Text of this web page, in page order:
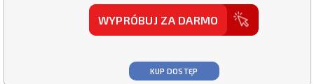
WYPRÓBUJ ZA DARMO
KUP DOSTĘP